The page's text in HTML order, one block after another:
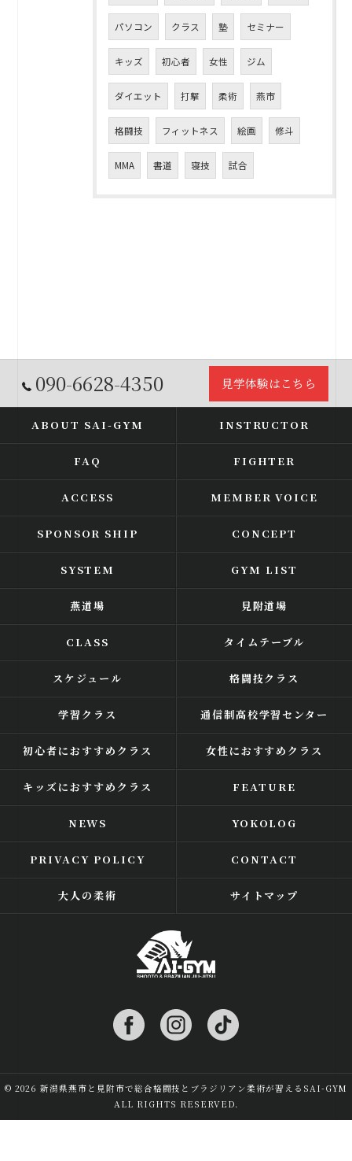
パソコン クラス 塾 セミナー
キッズ 初心者 女性 ジム
ダイエット 打撃 柔術 燕市
格闘技 フィットネス 絵画 修斗
MMA 書道 寝技 試合
090-6628-4350 見学体験はこちら
ABOUT SAI-GYM INSTRUCTOR
FAQ FIGHTER
ACCESS MEMBER VOICE
SPONSOR SHIP CONCEPT
SYSTEM GYM LIST
燕道場 見附道場
CLASS タイムテーブル
スケジュール 格闘技クラス
学習クラス 通信制高校学習センター
初心者におすすめクラス 女性におすすめクラス
キッズにおすすめクラス FEATURE
NEWS YOKOLOG
PRIVACY POLICY CONTACT
大人の柔術 サイトマップ
© 2026 新潟県燕市と見附市で総合格闘技とブラジリアン柔術が習えるSAI-GYM
ALL RIGHTS RESERVED.